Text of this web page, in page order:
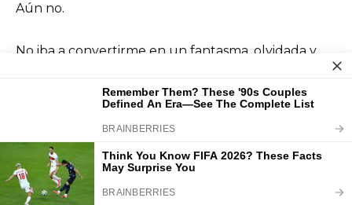
Aún no.
No iba a convertirme en un fantasma, olvidada y
Se trataba de hacerles pagar.
Mi conmoción inicial daba paso a una férrea